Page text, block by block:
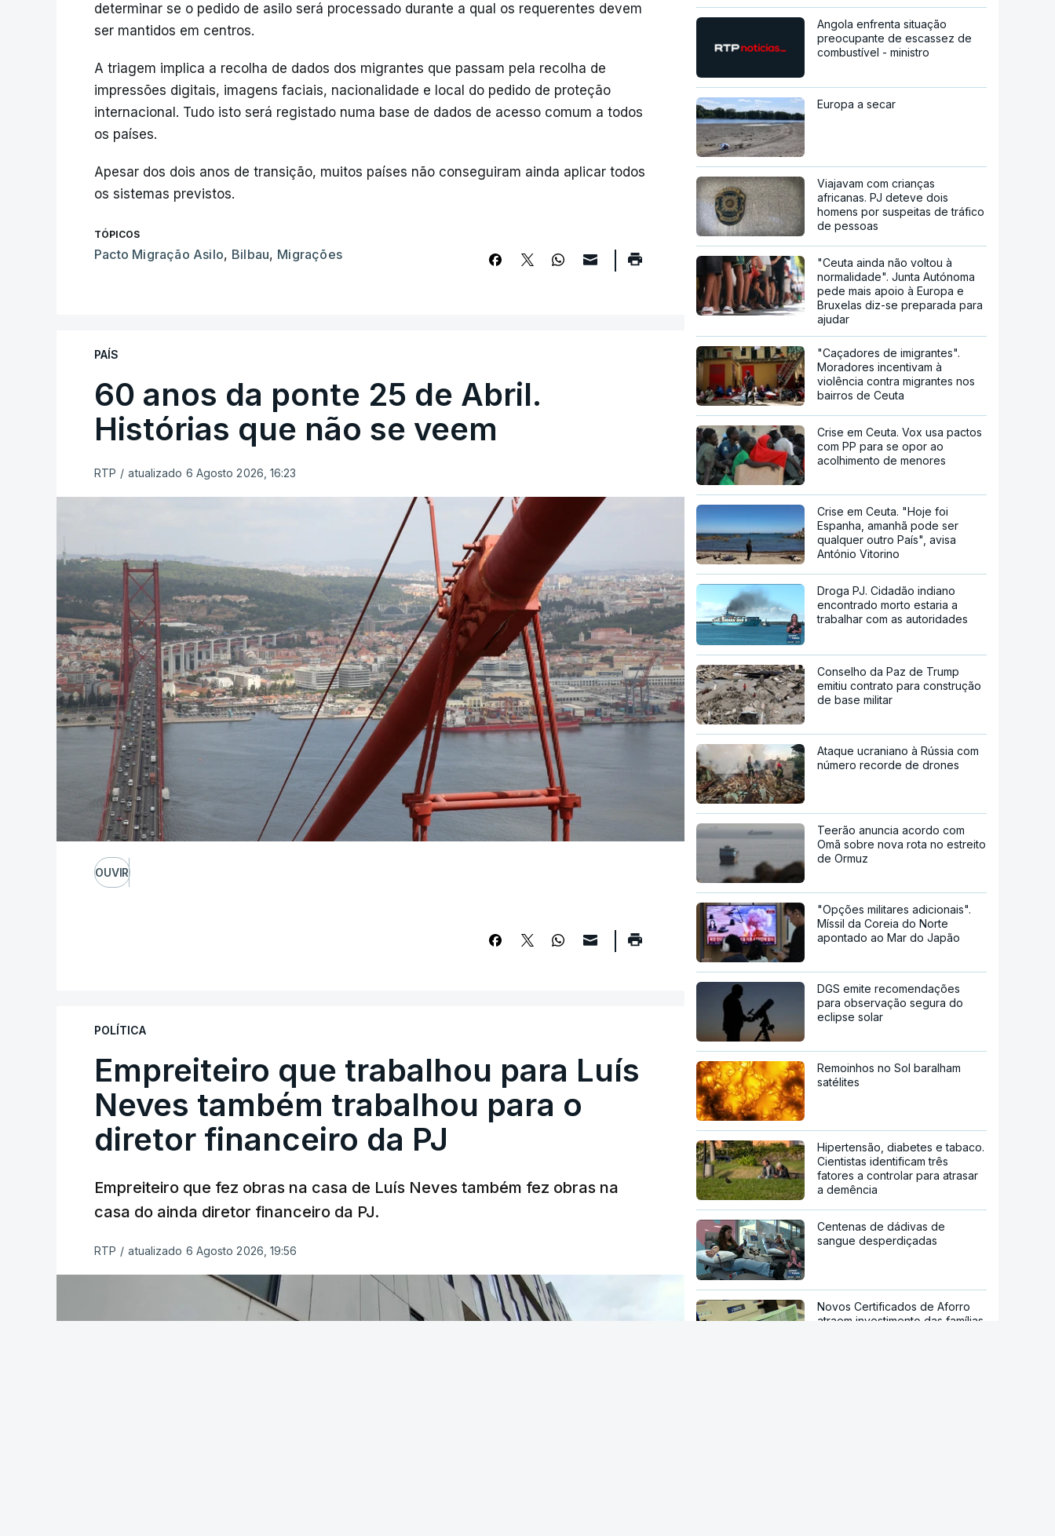
determinar se o pedido de asilo será processado durante a qual os requerentes devem
ser mantidos em centros.
A triagem implica a recolha de dados dos migrantes que passam pela recolha de
impressões digitais, imagens faciais, nacionalidade e local do pedido de proteção
internacional. Tudo isto será registado numa base de dados de acesso comum a todos
os países.
Apesar dos dois anos de transição, muitos países não conseguiram ainda aplicar todos
os sistemas previstos.
TÓPICOS
Pacto Migração Asilo, Bilbau, Migrações
PAÍS
60 anos da ponte 25 de Abril.
Histórias que não se veem
RTP / atualizado 6 Agosto 2026, 16:23
OUVIR
POLÍTICA
Empreiteiro que trabalhou para Luís
Neves também trabalhou para o
diretor financeiro da PJ
Empreiteiro que fez obras na casa de Luís Neves também fez obras na
casa do ainda diretor financeiro da PJ.
RTP / atualizado 6 Agosto 2026, 19:56
Angola enfrenta situação
preocupante de escassez de
combustível - ministro
Europa a secar
Viajavam com crianças
africanas. PJ deteve dois
homens por suspeitas de tráfico
de pessoas
"Ceuta ainda não voltou à
normalidade". Junta Autónoma
pede mais apoio à Europa e
Bruxelas diz-se preparada para
ajudar
"Caçadores de imigrantes".
Moradores incentivam à
violência contra migrantes nos
bairros de Ceuta
Crise em Ceuta. Vox usa pactos
com PP para se opor ao
acolhimento de menores
Crise em Ceuta. "Hoje foi
Espanha, amanhã pode ser
qualquer outro País", avisa
António Vitorino
Droga PJ. Cidadão indiano
encontrado morto estaria a
trabalhar com as autoridades
Conselho da Paz de Trump
emitiu contrato para construção
de base militar
Ataque ucraniano à Rússia com
número recorde de drones
Teerão anuncia acordo com
Omã sobre nova rota no estreito
de Ormuz
"Opções militares adicionais".
Míssil da Coreia do Norte
apontado ao Mar do Japão
DGS emite recomendações
para observação segura do
eclipse solar
Remoinhos no Sol baralham
satélites
Hipertensão, diabetes e tabaco.
Cientistas identificam três
fatores a controlar para atrasar
a demência
Centenas de dádivas de
sangue desperdiçadas
Novos Certificados de Aforro
atraem investimento das famílias